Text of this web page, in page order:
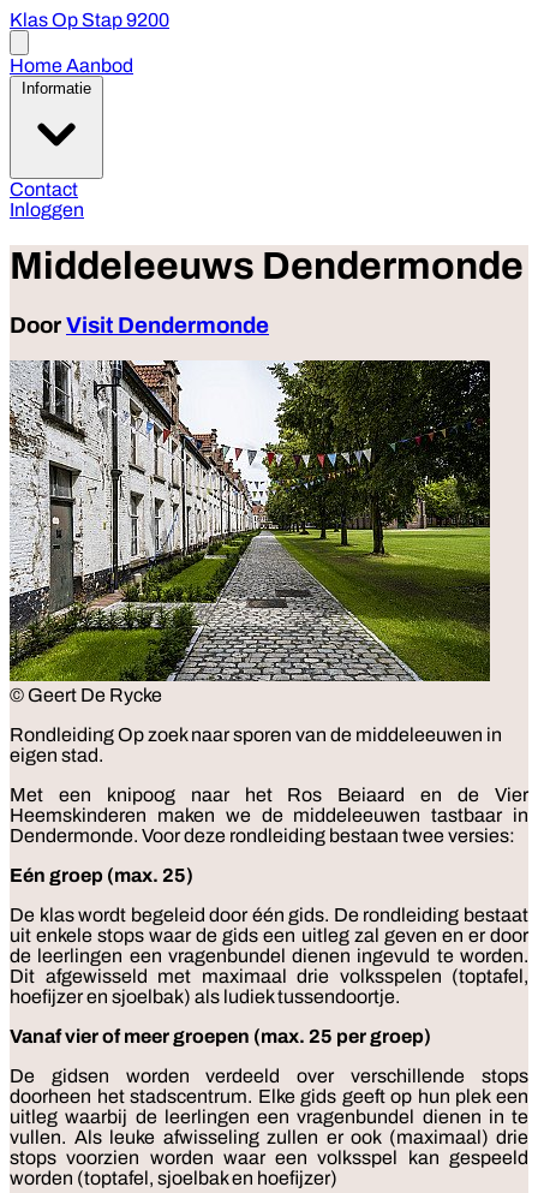
Klas Op Stap 9200
menu
HomeAanbod
Informatie
Contact
Inloggen
Middeleeuws Dendermonde
Door Visit Dendermonde
© Geert De Rycke
RondleidingOp zoek naar sporen van de middeleeuwen in
eigen stad.
Met een knipoog naar het Ros Beiaard en de Vier
Heemskinderen maken we de middeleeuwen tastbaar in
Dendermonde. Voor deze rondleiding bestaan twee versies:
Eén groep (max. 25)
De klas wordt begeleid door één gids. De rondleiding bestaat
uit enkele stops waar de gids een uitleg zal geven en er door
de leerlingen een vragenbundel dienen ingevuld te worden.
Dit afgewisseld met maximaal drie volksspelen (toptafel,
hoefijzer en sjoelbak) als ludiek tussendoortje.
Vanaf vier of meer groepen (max. 25 per groep)
De gidsen worden verdeeld over verschillende stops
doorheen het stadscentrum. Elke gids geeft op hun plek een
uitleg waarbij de leerlingen een vragenbundel dienen in te
vullen. Als leuke afwisseling zullen er ook (maximaal) drie
stops voorzien worden waar een volksspel kan gespeeld
worden (toptafel, sjoelbak en hoefijzer)